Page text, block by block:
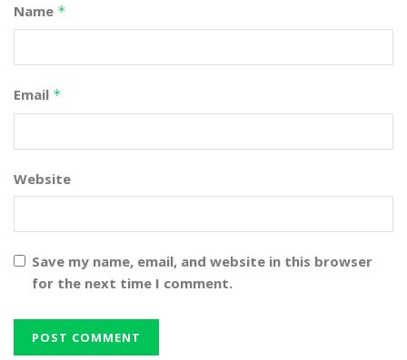
Name *
Email *
Website
Save my name, email, and website in this browser
for the next time I comment.